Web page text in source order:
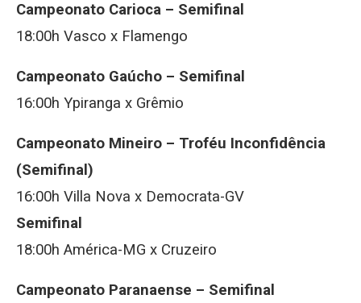
Campeonato Carioca – Semifinal
18:00h Vasco x Flamengo
Campeonato Gaúcho – Semifinal
16:00h Ypiranga x Grêmio
Campeonato Mineiro – Troféu Inconfidência
(Semifinal)
16:00h Villa Nova x Democrata-GV
Semifinal
18:00h América-MG x Cruzeiro
Campeonato Paranaense – Semifinal